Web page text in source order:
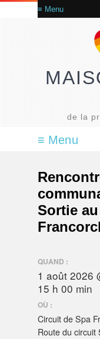
de la
Sortie
QUAND :
1 août 2026
15 h 00 min
OÙ :
Circuit de Spa
Route du circuit